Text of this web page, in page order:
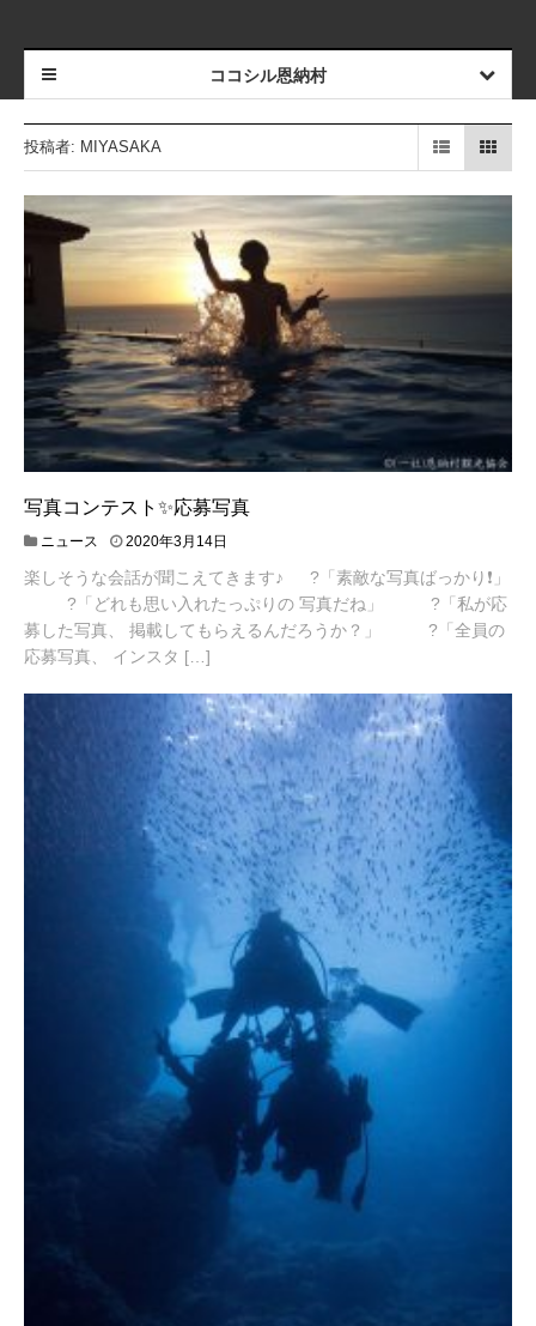
ココシル恩納村
投稿者: MIYASAKA
写真コンテスト✨応募写真
ニュース 2020年3月14日
2
0
年
3
8
日
楽しそうな会話が聞こえてきます♪ ?「素敵な写真ばっかり❗️」
?「どれも思い入れたっぷりの 写真だね」 ?「私が応
募した写真、 掲載してもらえるんだろうか？」 ?「全員の
応募写真、 インスタ […]